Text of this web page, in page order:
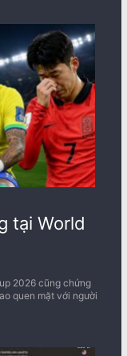
tại World
2026 cũng chứng
quen mặt với người